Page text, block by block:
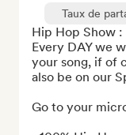
Taux de
Hip Hop Show :
Every DAY we
your song, if of
also be on our
Go to your